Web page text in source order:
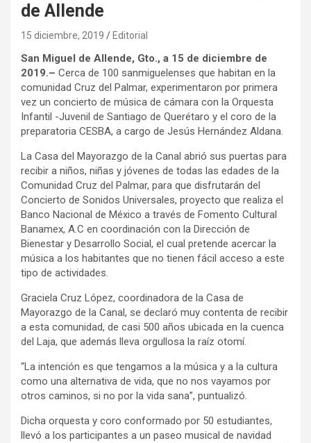
de Allende
15 diciembre, 2019 Editorial
San Miguel de Allende, Gto., a 15 de diciembre de
2019.– Cerca de 100 sanmiguelenses que habitan en la
comunidad Cruz del Palmar, experimentaron por primera
vez un concierto de música de cámara con la Orquesta
Infantil -Juvenil de Santiago de Querétaro y el coro de la
preparatoria CESBA, a cargo de Jesús Hernández Aldana.
La Casa del Mayorazgo de la Canal abrió sus puertas para
recibir a niños, niñas y jóvenes de todas las edades de la
Comunidad Cruz del Palmar, para que disfrutarán del
Concierto de Sonidos Universales, proyecto que realiza el
Banco Nacional de México a través de Fomento Cultural
Banamex, A.C en coordinación con la Dirección de
Bienestar y Desarrollo Social, el cual pretende acercar la
música a los habitantes que no tienen fácil acceso a este
tipo de actividades.
Graciela Cruz López, coordinadora de la Casa de
Mayorazgo de la Canal, se declaró muy contenta de recibir
a esta comunidad, de casi 500 años ubicada en la cuenca
del Laja, que además lleva orgullosa la raíz otomí.
“La intención es que tengamos a la música y a la cultura
como una alternativa de vida, que no nos vayamos por
otros caminos, si no por la vida sana”, puntualizó.
Dicha orquesta y coro conformado por 50 estudiantes,
llevó a los participantes a un paseo musical de navidad